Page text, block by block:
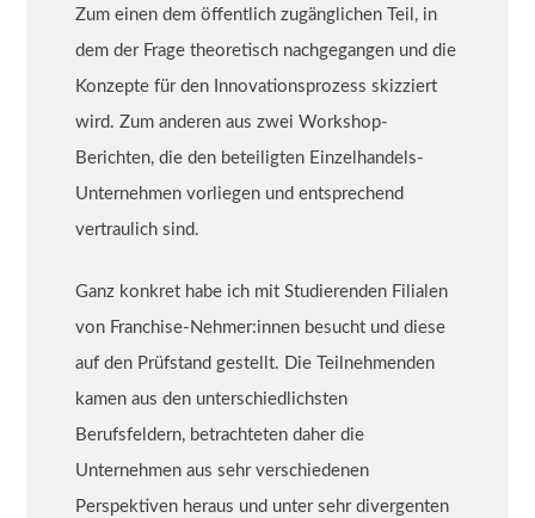
Zum einen dem öffentlich zugänglichen Teil, in
dem der Frage theoretisch nachgegangen und die
Konzepte für den Innovationsprozess skizziert
wird. Zum anderen aus zwei Workshop-
Berichten, die den beteiligten Einzelhandels-
Unternehmen vorliegen und entsprechend
vertraulich sind.
Ganz konkret habe ich mit Studierenden Filialen
von Franchise-Nehmer:innen besucht und diese
auf den Prüfstand gestellt. Die Teilnehmenden
kamen aus den unterschiedlichsten
Berufsfeldern, betrachteten daher die
Unternehmen aus sehr verschiedenen
Perspektiven heraus und unter sehr divergenten